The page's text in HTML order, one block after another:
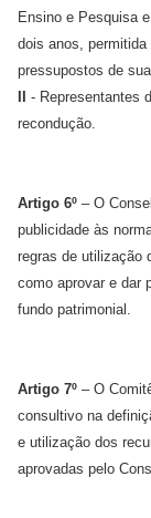
Ensino e Pesquisa
dois anos, permitida
pressupostos de
- Representantes
recondução.
Artigo 6º – O
publicidade às
regras de utilização
como aprovar e dar
fundo patrimonial.
Artigo 7º – O
consultivo na
e utilização dos
aprovadas pelo